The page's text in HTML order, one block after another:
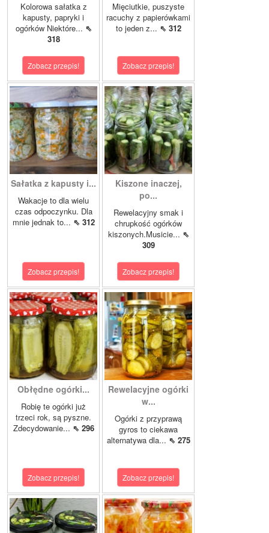
Kolorowa sałatka z
kapusty, papryki i
ogórków Niektóre... ⇖
318
Zobacz przepis!
Mięciutkie, puszyste
racuchy z papierówkami
to jeden z... ⇖ 312
Zobacz przepis!
Sałatka z kapusty i...
Wakacje to dla wielu
czas odpoczynku. Dla
mnie jednak to... ⇖ 312
Zobacz przepis!
Kiszone inaczej,
po...
Rewelacyjny smak i
chrupkość ogórków
kiszonych.Musicie... ⇖
309
Zobacz przepis!
Obłędne ogórki...
Robię te ogórki już
trzeci rok, są pyszne.
Zdecydowanie... ⇖ 296
Zobacz przepis!
Rewelacyjne ogórki
w...
Ogórki z przyprawą
gyros to ciekawa
alternatywa dla... ⇖ 275
Zobacz przepis!